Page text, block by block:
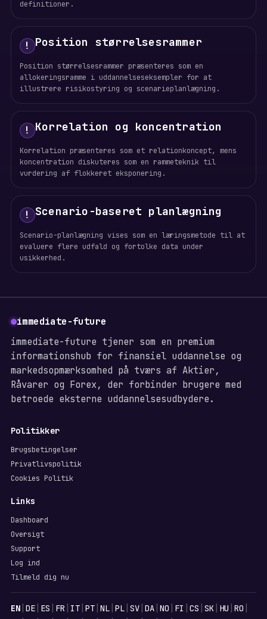
definitioner.
! Position størrelsesrammer
Position størrelsesrammer præsenteres som en
allokeringsramme i uddannelseseksempler for at
illustrere risikostyring og scenarieplanlægning.
! Korrelation og koncentration
Korrelation præsenteres som et relationkoncept, mens
koncentration diskuteres som en rammeteknik til
vurdering af flokkeret eksponering.
! Scenario-baseret planlægning
Scenario-planlægning vises som en læringsmetode til at
evaluere flere udfald og fortolke data under
usikkerhed.
immediate-future
immediate-future tjener som en premium
informationshub for finansiel uddannelse og
markedsopmærksomhed på tværs af Aktier,
Råvarer og Forex, der forbinder brugere med
betroede eksterne uddannelsesudbydere.
Politikker
Brugsbetingelser
Privatlivspolitik
Cookies Politik
Links
Dashboard
Oversigt
Support
Log ind
Tilmeld dig nu
Sprog
EN| DE| ES FR IT| PT| NL| PL| SV| DA| NO FI CS SK| HU RO